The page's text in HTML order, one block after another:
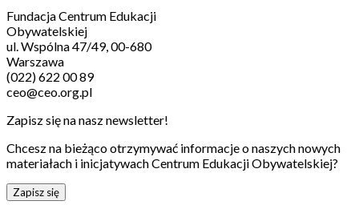
Fundacja Centrum Edukacji
Obywatelskiej
ul. Wspólna 47/49, 00-680
Warszawa
(022) 622 00 89
ceo@ceo.org.pl
Zapisz się na nasz newsletter!
Chcesz na bieżąco otrzymywać informacje o naszych nowych
materiałach i inicjatywach Centrum Edukacji Obywatelskiej?
Zapisz się